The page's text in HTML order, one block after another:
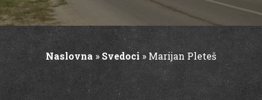
Naslovna »Svedoci »Marijan Pleteš